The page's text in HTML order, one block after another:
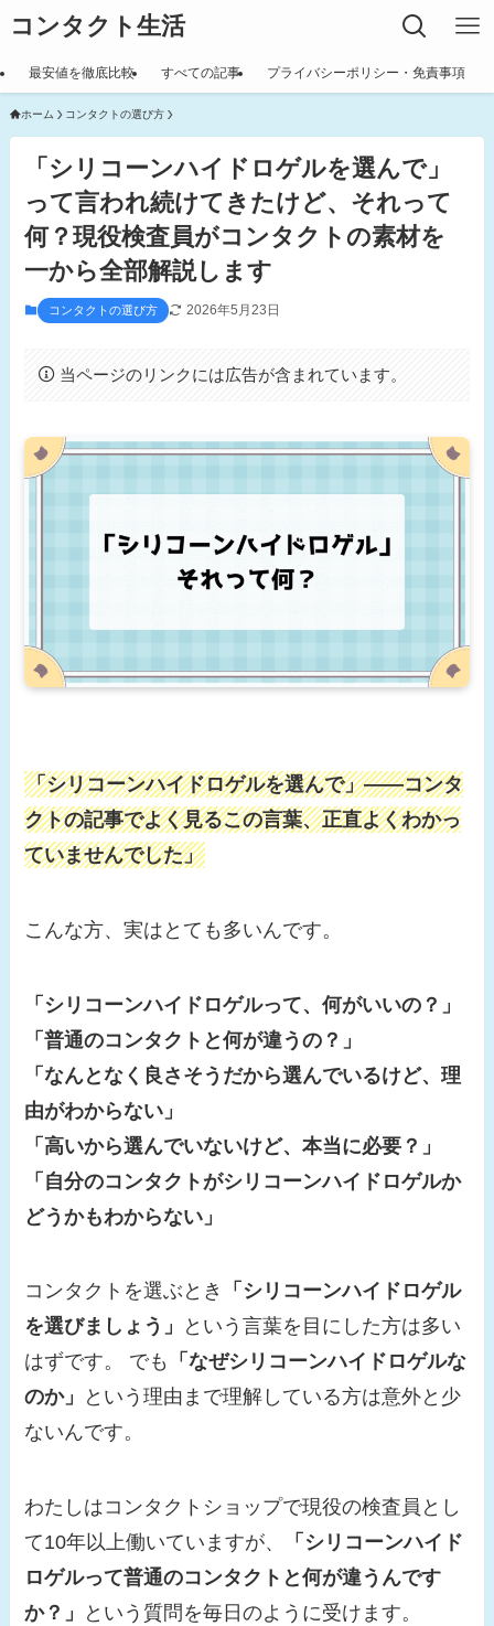
コンタクト生活
最安値を徹底比較 すべての記事 プライバシーポリシー・免責事項
ホーム コンタクトの選び方
「シリコーンハイドロゲルを選んで」
って言われ続けてきたけど、それって
何？現役検査員がコンタクトの素材を
一から全部解説します
コンタクトの選び方 2026年5月23日
当ページのリンクには広告が含まれています。
「シリコーンハイドロゲルを選んで」——コンタ
クトの記事でよく見るこの言葉、正直よくわかっ
ていませんでした」
こんな方、実はとても多いんです。
「シリコーンハイドロゲルって、何がいいの？」
「普通のコンタクトと何が違うの？」
「なんとなく良さそうだから選んでいるけど、理
由がわからない」
「高いから選んでいないけど、本当に必要？」
「自分のコンタクトがシリコーンハイドロゲルか
どうかもわからない」
コンタクトを選ぶとき
「シリコーンハイドロゲル
を選びましょう」
という言葉を目にした方は多い
はずです。 でも
「なぜシリコーンハイドロゲルな
のか」
という理由まで理解している方は意外と少
ないんです。
わたしはコンタクトショップで現役の検査員とし
て10年以上働いていますが、
「シリコーンハイド
ロゲルって普通のコンタクトと何が違うんです
か？」
という質問を毎日のように受けます。